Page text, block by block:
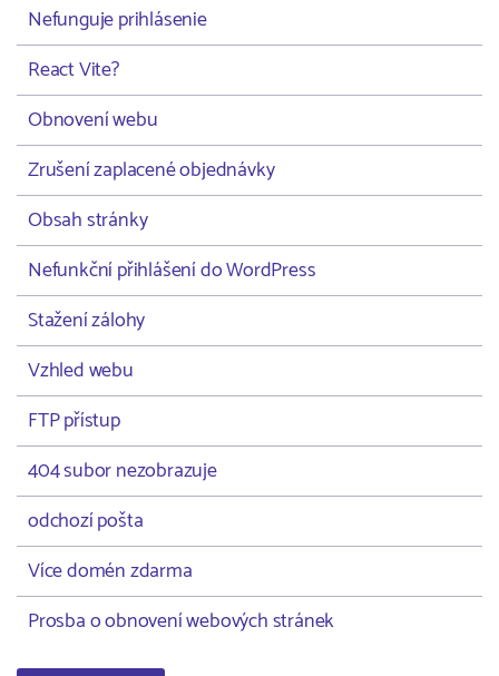
Nefunguje prihlásenie
React Vite?
Obnovení webu
Zrušení zaplacené objednávky
Obsah stránky
Nefunkční přihlášení do WordPress
Stažení zálohy
Vzhled webu
FTP přístup
404 subor nezobrazuje
odchozí pošta
Více domén zdarma
Prosba o obnovení webových stránek